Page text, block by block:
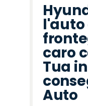
caro
Tua
Auto